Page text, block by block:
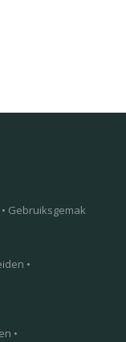
• Gebruiksgemak
•
•